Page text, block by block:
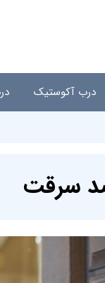
درب آکوستیک
سرقت